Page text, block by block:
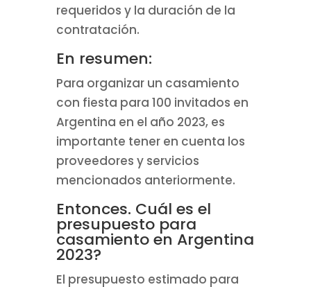
requeridos y la duración de la
contratación.
En resumen:
Para organizar un casamiento
con fiesta para 100 invitados en
Argentina en el año 2023, es
importante tener en cuenta los
proveedores y servicios
mencionados anteriormente.
Entonces. Cuál es el
presupuesto para
casamiento en Argentina
2023?
El presupuesto estimado para